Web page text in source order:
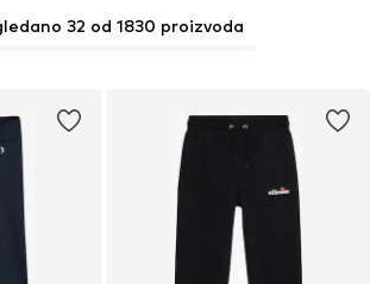
32 od 1830 proizvoda